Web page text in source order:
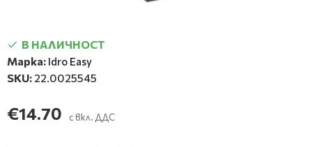
В НАЛИЧНОСТ
Марка: Idro Easy
SKU: 22.0025545
€14.70 с вкл. ДДС